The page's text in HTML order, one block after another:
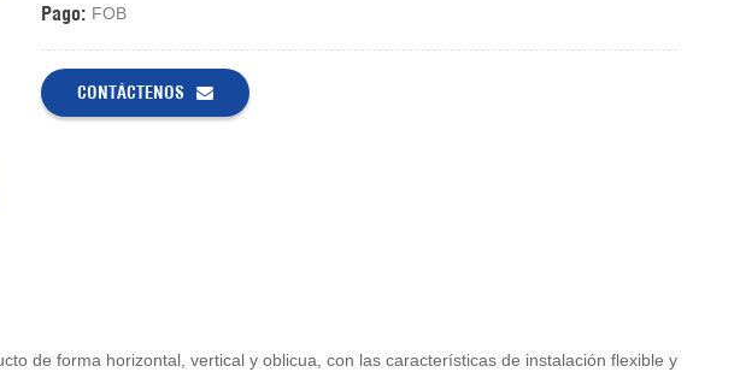
Pago: FOB
CONTÁCTENOS
de forma horizontal, vertical y oblicua, con las características de instalación flexible y